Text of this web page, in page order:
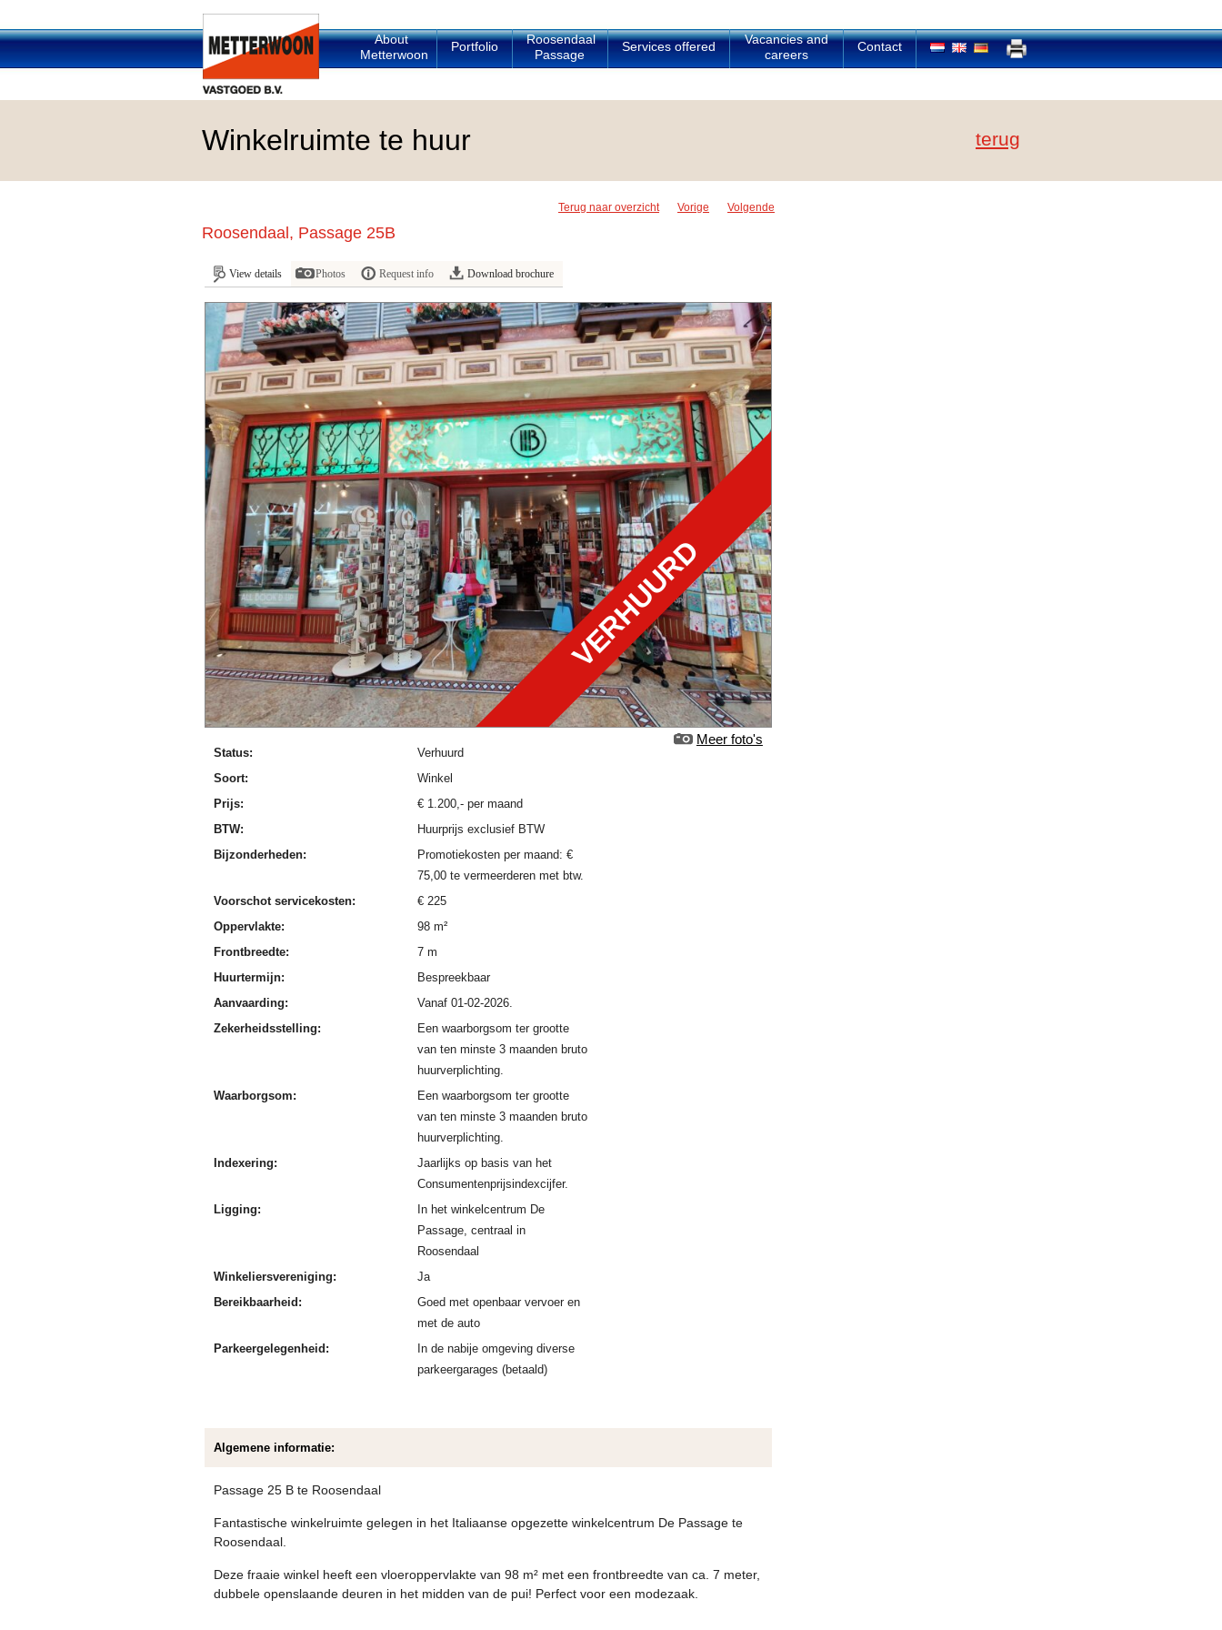
About
Metterwoon
Portfolio
Roosendaal
Passage
Services offered
Vacancies and
careers
Contact
Winkelruimte te huur terug
Terug naar overzicht Vorige Volgende
Roosendaal, Passage 25B
View details Photos Request info Download brochure
VERHUURD
Meer foto's
Status:
verhuurd
Soort:
Winkel
Prijs:
€ 1.200,- per maand
BTW:
Huurprijs exclusief BTW
Bijzonderheden:
Promotiekosten per maand: €
75,00 te vermeerderen met btw.
Voorschot servicekosten:
€ 225
Oppervlakte:
98 m²
Frontbreedte:
7 m
Huurtermijn:
Bespreekbaar
Aanvaarding:
Vanaf 01-02-2026.
Zekerheidsstelling:
Een waarborgsom ter grootte
van ten minste 3 maanden bruto
huurverplichting.
Waarborgsom:
Een waarborgsom ter grootte
van ten minste 3 maanden bruto
huurverplichting.
Indexering:
Jaarlijks op basis van het
Consumentenprijsindexcijfer.
Ligging:
In het winkelcentrum De
Passage, centraal in
Roosendaal
Winkeliersvereniging:
Ja
Bereikbaarheid:
Goed met openbaar vervoer en
met de auto
Parkeergelegenheid:
In de nabije omgeving diverse
parkeergarages (betaald)
Algemene informatie:
Passage 25 B te Roosendaal
Fantastische winkelruimte gelegen in het Italiaanse opgezette winkelcentrum De Passage te
Roosendaal.
Deze fraaie winkel heeft een vloeroppervlakte van 98 m² met een frontbreedte van ca. 7 meter,
dubbele openslaande deuren in het midden van de pui! Perfect voor een modezaak.